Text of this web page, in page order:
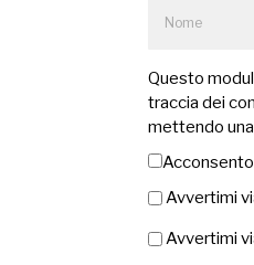
Questo
traccia dei
mettendo
Acconsento
Avvertimi
Avvertimi